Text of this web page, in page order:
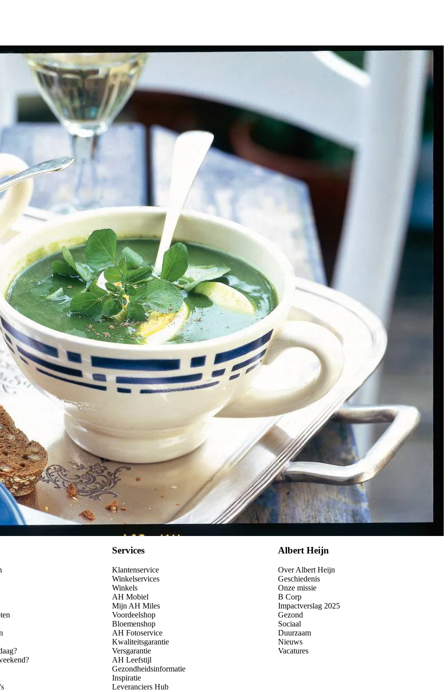
Kies producten
3-5 min. zachtjes bakken, maar niet laten kleuren. Van waterkers 4 plukjes achterhouden voor garnering. Rest van waterkers door
aan de kook brengen en 5 min. zachtjes laten koken. Met staafmixer pureren tot gladde, lichtgebonden soep. Op smaak brengen met
snijden. Soep in kommen scheppen en partjes ei als een bloem in midden leggen. Beetje nootmuskaat boven ei malen en garneren
Verkruimel wat geitenkaas boven het ei en strooi er wat geroosterde pijnboompitten over.
Wat vond je van dit recept?
Services
Klantenservice
Winkelservices
Winkels
AH Mobiel
Mijn AH Miles
Voordeelshop
Bloemenshop
AH Fotoservice
Kwaliteitsgarantie
Versgarantie
AH Leefstijl
Gezondheidsinformatie
Inspiratie
Leveranciers Hub
Albert Heijn
Over Albert Heijn
Geschiedenis
Onze missie
B Corp
Impactverslag 2025
Gezond
Sociaal
Duurzaam
Nieuws
Vacatures